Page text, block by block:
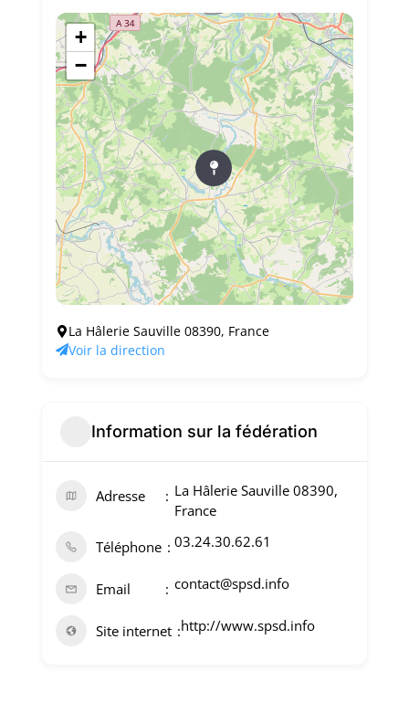
+
−
La Hâlerie Sauville 08390, France
Voir la direction
Information sur la fédération
Adresse
La Hâlerie Sauville 08390,
France
Téléphone
03.24.30.62.61
Email contact@spsd.info
Site internet http://www.spsd.info